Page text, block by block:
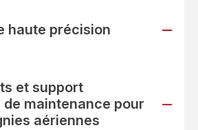
haute précision
et support
maintenance pour
aériennes